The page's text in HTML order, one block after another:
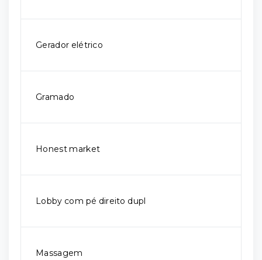
Gerador elétrico
Gramado
Honest market
Lobby com pé direito dupl
Massagem